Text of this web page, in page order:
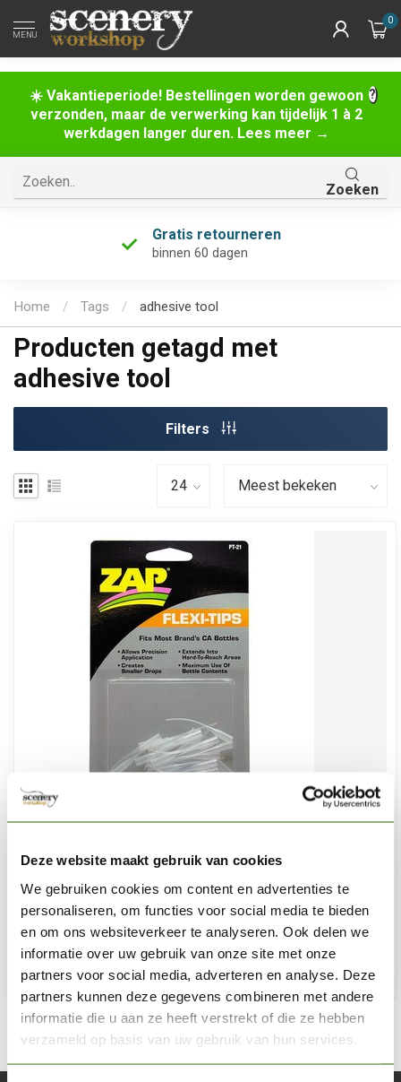
Deze website maakt gebruik van cookies
We gebruiken cookies om content en advertenties te
personaliseren, om functies voor social media te bieden
en om ons websiteverkeer te analyseren. Ook delen we
informatie over uw gebruik van onze site met onze
partners voor social media, adverteren en analyse. Deze
partners kunnen deze gegevens combineren met andere
informatie die u aan ze heeft verstrekt of die ze hebben
verzameld op basis van uw gebruik van hun services.
☀️ Vakantieperiode! Bestellingen worden gewoon
verzonden, maar de verwerking kan tijdelijk 1 à 2
werkdagen langer duren. Lees meer →
MENU
0
Zoeken
Gratis retourneren
binnen 60 dagen
Home / Tags / adhesive tool
Producten getagd met
adhesive tool
Filters
ZAP Flexi-Tips - PT21
€4,90
Niet op voorraad